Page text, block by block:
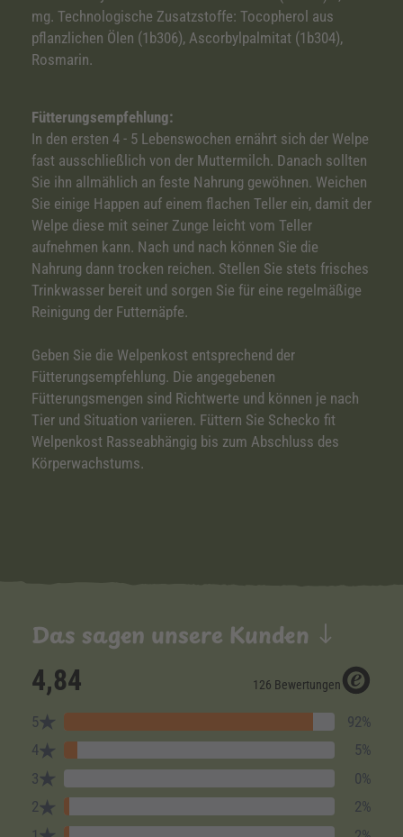
mg. Technologische Zusatzstoffe: Tocopherol aus
pflanzlichen Ölen (1b306), Ascorbylpalmitat (1b304),
Rosmarin.
Fütterungsempfehlung:
In den ersten 4 - 5 Lebenswochen ernährt sich der Welpe
fast ausschließlich von der Muttermilch. Danach sollten
Sie ihn allmählich an feste Nahrung gewöhnen. Weichen
Sie einige Happen auf einem flachen Teller ein, damit der
Welpe diese mit seiner Zunge leicht vom Teller
aufnehmen kann. Nach und nach können Sie die
Nahrung dann trocken reichen. Stellen Sie stets frisches
Trinkwasser bereit und sorgen Sie für eine regelmäßige
Reinigung der Futternäpfe.
Geben Sie die Welpenkost entsprechend der
Fütterungsempfehlung. Die angegebenen
Fütterungsmengen sind Richtwerte und können je nach
Tier und Situation variieren. Füttern Sie Schecko fit
Welpenkost Rasseabhängig bis zum Abschluss des
Körperwachstums.
Das sagen unsere Kunden